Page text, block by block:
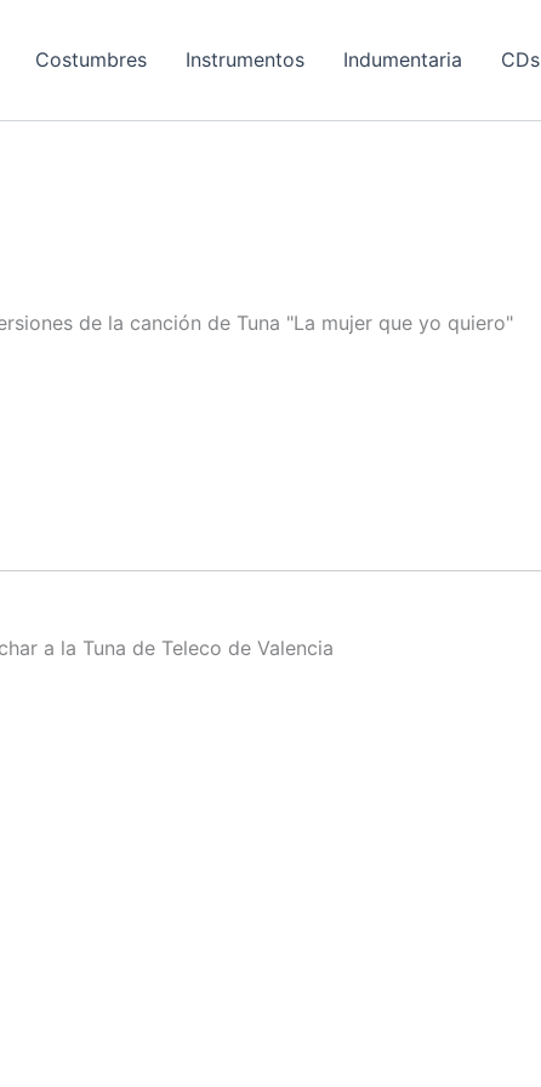
Costumbres Instrumentos Indumentaria CDs
de la canción de Tuna "La mujer que yo quiero"
a la Tuna de Teleco de Valencia